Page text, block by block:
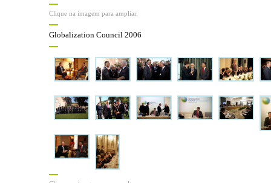
Clique na imagem para ampliar.
Globalization Council 2006